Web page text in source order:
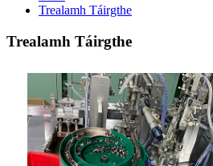
Trealamh Táirgthe
Trealamh Táirgthe